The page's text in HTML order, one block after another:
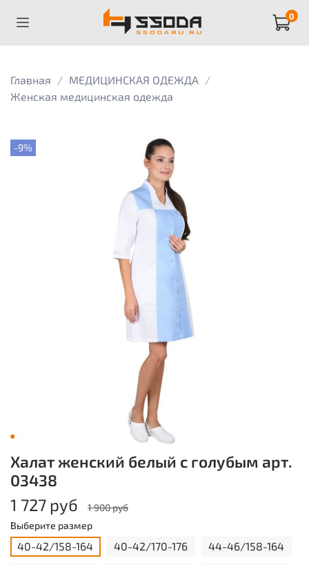
0
Главная
МЕДИЦИНСКАЯ ОДЕЖДА
Женская медицинская одежда
-9%
Халат женский белый с голубым арт.
03438
1 727 руб
1 900 руб
Выберите размер
40-42/158-164 40-42/170-176 44-46/158-164